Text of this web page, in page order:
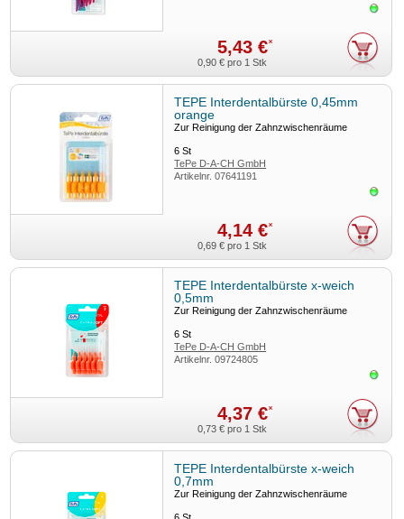
5,43 €*
0,90 € pro 1 Stk
TEPE Interdentalbürste 0,45mm
orange
Zur Reinigung der Zahnzwischenräume
6St
TePe D-A-CH GmbH
Artikelnr.07641191
4,14 €*
0,69 € pro 1 Stk
TEPE Interdentalbürste x-weich
0,5mm
Zur Reinigung der Zahnzwischenräume
6St
TePe D-A-CH GmbH
Artikelnr.09724805
4,37 €*
0,73 € pro 1 Stk
TEPE Interdentalbürste x-weich
0,7mm
Zur Reinigung der Zahnzwischenräume